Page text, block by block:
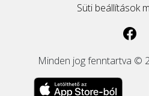
Süti beállítások
Minden jog fenntartva ©